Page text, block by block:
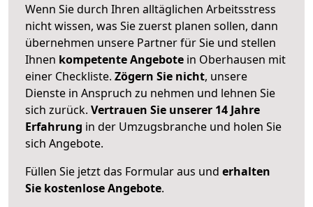
Wenn Sie durch Ihren alltäglichen Arbeitsstress
nicht wissen, was Sie zuerst planen sollen, dann
übernehmen unsere Partner für Sie und stellen
Ihnen kompetente Angebote in Oberhausen mit
einer Checkliste. Zögern Sie nicht, unsere
Dienste in Anspruch zu nehmen und lehnen Sie
sich zurück. Vertrauen Sie unserer 14 Jahre
Erfahrung in der Umzugsbranche und holen Sie
sich Angebote.
Füllen Sie jetzt das Formular aus und erhalten
Sie kostenlose Angebote.